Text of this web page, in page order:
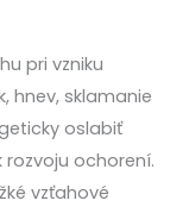
pri vzniku
hnev, sklamanie
oslabiť
ochorení.
vzťahové